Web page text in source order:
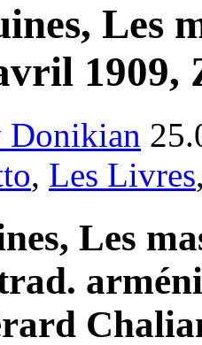
Les
1909,
Donikian
, Les Livres
Les